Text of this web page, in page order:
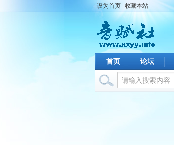
设为首页 收藏本站
首页 论坛